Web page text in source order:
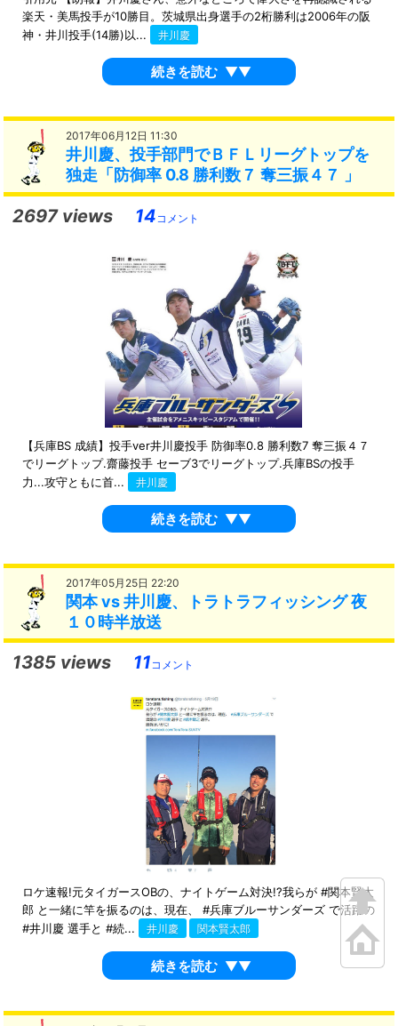
楽天・美馬投手が10勝目。茨城県出身選手の2桁勝利は2006年の阪
神・井川投手(14勝)以...
井川慶
続きを読む ▼▼
2017年06月12日 11:30
井川慶、投手部門でＢＦＬリーグトップを
独走「防御率 0.8 勝利数７ 奪三振４７ 」
2697 views 14 コメント
【兵庫BS 成績】投手ver井川慶投手 防御率0.8 勝利数7 奪三振４７
でリーグトップ.齋藤投手 セーブ3でリーグトップ.兵庫BSの投手
力...攻守ともに首...
井川慶
続きを読む ▼▼
2017年05月25日 22:20
関本 vs 井川慶、トラトラフィッシング 夜
１０時半放送
1385 views 11コメント
ロケ速報!元タイガースOBの、ナイトゲーム対決!?我らが #関本賢太
郎 と一緒に竿を振るのは、現在、 #兵庫ブルーサンダーズ で活躍の
#井川慶 選手と #続...
井川慶 関本賢太郎
続きを読む ▼▼